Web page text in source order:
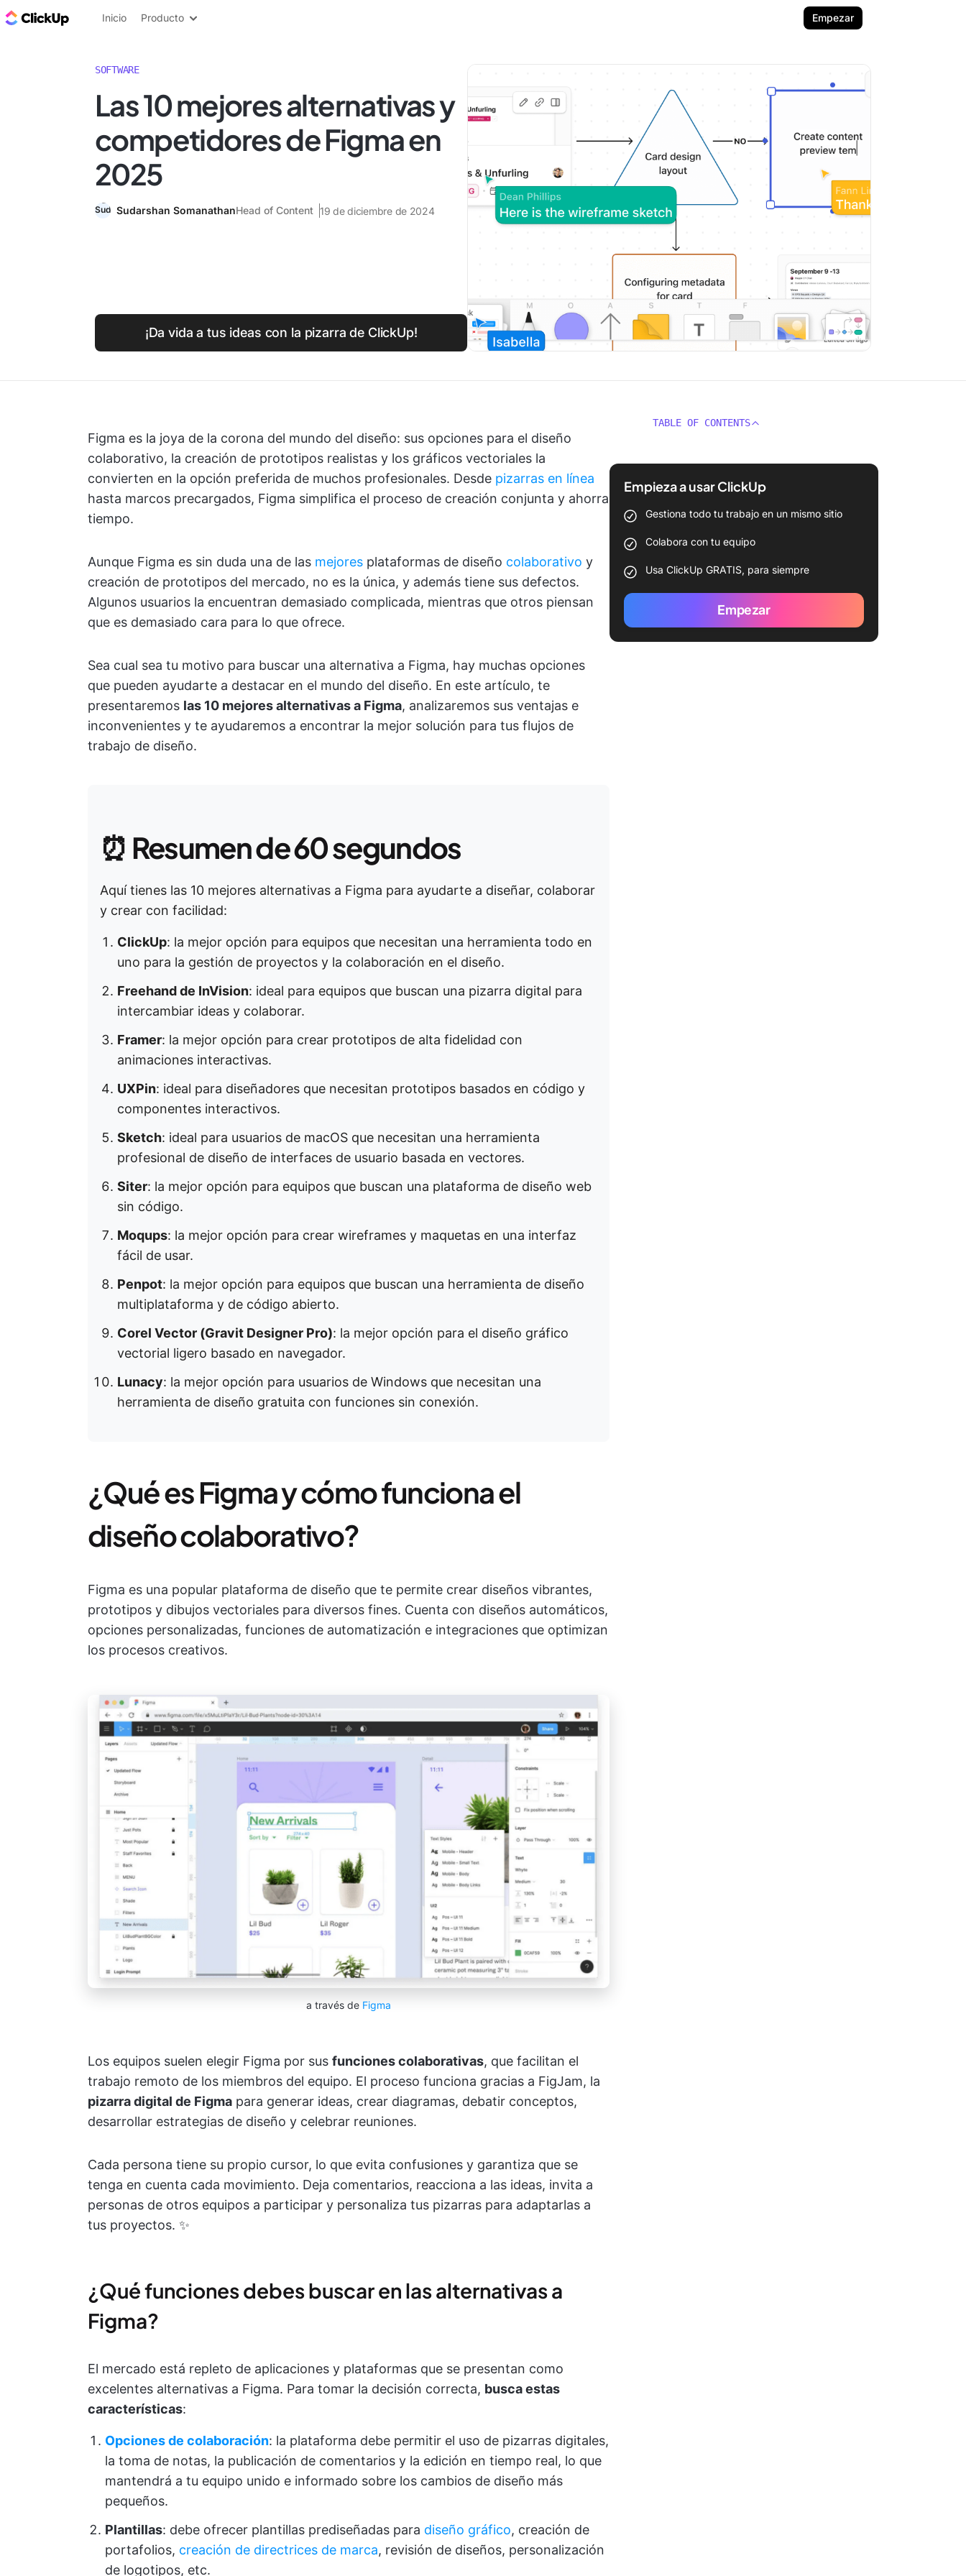
ClickUp Blog
Inicio Producto Empezar
SOFTWARE
Las 10 mejores alternativas y
competidores de Figma en
2025
Sudarshan SomanathanHead of Content 19 de diciembre de 2024
¡Da vida a tus ideas con la pizarra de ClickUp!
Figma es la joya de la corona del mundo del diseño: sus opciones para el diseño
colaborativo, la creación de prototipos realistas y los gráficos vectoriales la
convierten en la opción preferida de muchos profesionales. Desde pizarras en línea
hasta marcos precargados, Figma simplifica el proceso de creación conjunta y ahorra
tiempo.
Aunque Figma es sin duda una de las mejores plataformas de diseño colaborativo y
creación de prototipos del mercado, no es la única, y además tiene sus defectos.
Algunos usuarios la encuentran demasiado complicada, mientras que otros piensan
que es demasiado cara para lo que ofrece.
Sea cual sea tu motivo para buscar una alternativa a Figma, hay muchas opciones
que pueden ayudarte a destacar en el mundo del diseño. En este artículo, te
presentaremos las 10 mejores alternativas a Figma, analizaremos sus ventajas e
inconvenientes y te ayudaremos a encontrar la mejor solución para tus flujos de
trabajo de diseño.
⏰ Resumen de 60 segundos
Aquí tienes las 10 mejores alternativas a Figma para ayudarte a diseñar, colaborar
y crear con facilidad:
ClickUp: la mejor opción para equipos que necesitan una herramienta todo en
uno para la gestión de proyectos y la colaboración en el diseño.
Freehand de InVision: ideal para equipos que buscan una pizarra digital para
intercambiar ideas y colaborar.
Framer: la mejor opción para crear prototipos de alta fidelidad con
animaciones interactivas.
UXPin: ideal para diseñadores que necesitan prototipos basados en código y
componentes interactivos.
Sketch: ideal para usuarios de macOS que necesitan una herramienta
profesional de diseño de interfaces de usuario basada en vectores.
Siter: la mejor opción para equipos que buscan una plataforma de diseño web
sin código.
Moqups: la mejor opción para crear wireframes y maquetas en una interfaz
fácil de usar.
Penpot: la mejor opción para equipos que buscan una herramienta de diseño
multiplataforma y de código abierto.
Corel Vector (Gravit Designer Pro): la mejor opción para el diseño gráfico
vectorial ligero basado en navegador.
Lunacy: la mejor opción para usuarios de Windows que necesitan una
herramienta de diseño gratuita con funciones sin conexión.
¿Qué es Figma y cómo funciona el
diseño colaborativo?
Figma es una popular plataforma de diseño que te permite crear diseños vibrantes,
prototipos y dibujos vectoriales para diversos fines. Cuenta con diseños automáticos,
opciones personalizadas, funciones de automatización e integraciones que optimizan
los procesos creativos.
a través de Figma
Los equipos suelen elegir Figma por sus funciones colaborativas, que facilitan el
trabajo remoto de los miembros del equipo. El proceso funciona gracias a FigJam, la
pizarra digital de Figma para generar ideas, crear diagramas, debatir conceptos,
desarrollar estrategias de diseño y celebrar reuniones.
Cada persona tiene su propio cursor, lo que evita confusiones y garantiza que se
tenga en cuenta cada movimiento. Deja comentarios, reacciona a las ideas, invita a
personas de otros equipos a participar y personaliza tus pizarras para adaptarlas a
tus proyectos. ✨
¿Qué funciones debes buscar en las alternativas a
Figma?
El mercado está repleto de aplicaciones y plataformas que se presentan como
excelentes alternativas a Figma. Para tomar la decisión correcta, busca estas
características:
Opciones de colaboración: la plataforma debe permitir el uso de pizarras digitales,
la toma de notas, la publicación de comentarios y la edición en tiempo real, lo que
mantendrá a tu equipo unido e informado sobre los cambios de diseño más
pequeños.
Plantillas: debe ofrecer plantillas prediseñadas para diseño gráfico, creación de
portafolios, creación de directrices de marca, revisión de diseños, personalización
de logotipos, etc.
TABLE OF CONTENTS
Empieza a usar ClickUp
Gestiona todo tu trabajo en un mismo sitio
Colabora con tu equipo
Usa ClickUp GRATIS, para siempre
Empezar